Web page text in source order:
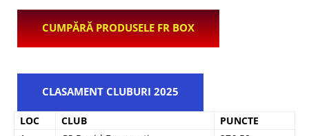
CUMPĂRĂ PRODUSELE FR BOX
CLASAMENT CLUBURI 2025
LOC CLUB
PUNCTE